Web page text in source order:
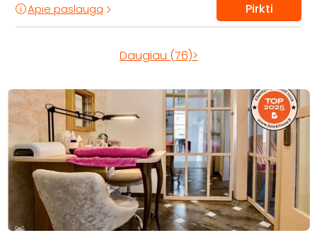
Apie paslaugą Pirkti
Daugiau (76)>